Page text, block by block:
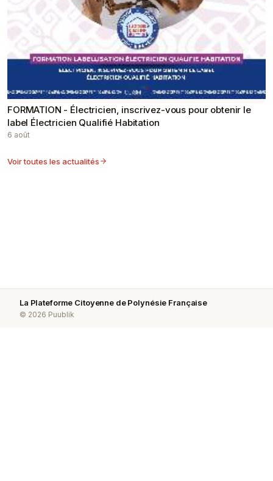
FORMATION - Électricien, inscrivez-vous pour obtenir le
label Électricien Qualifié Habitation
6 août
Voir toutes les actualités
La Plateforme Citoyenne de Polynésie Française
© 2026 Puublik